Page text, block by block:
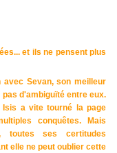
et ils ne pensent plus
Sevan, son meilleur
d'ambiguïté entre eux.
a vite tourné la page
conquêtes. Mais
toutes ses certitudes
elle ne peut oublier cette